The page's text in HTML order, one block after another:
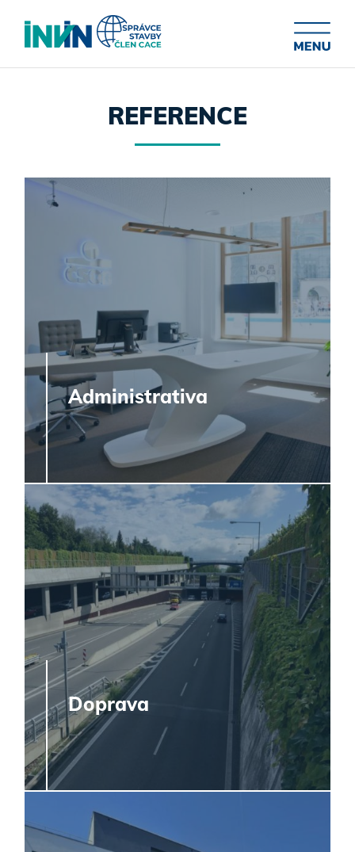
REFERENCE
Administrativa
Doprava